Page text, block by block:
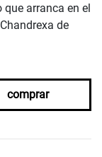
arranca en el
de
comprar